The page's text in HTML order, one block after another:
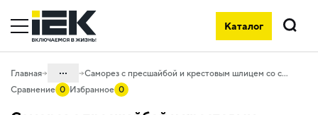
Каталог
Поиск
Главная ...
Саморез с пресшайбой и крестовым шлицем со сверлом 4,2х25 IEK
Сравнение 0 Избранное 0